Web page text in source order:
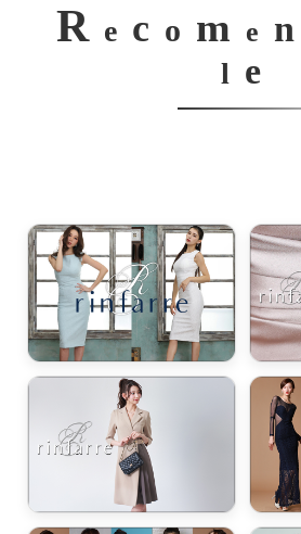
R e c o m e n
l e